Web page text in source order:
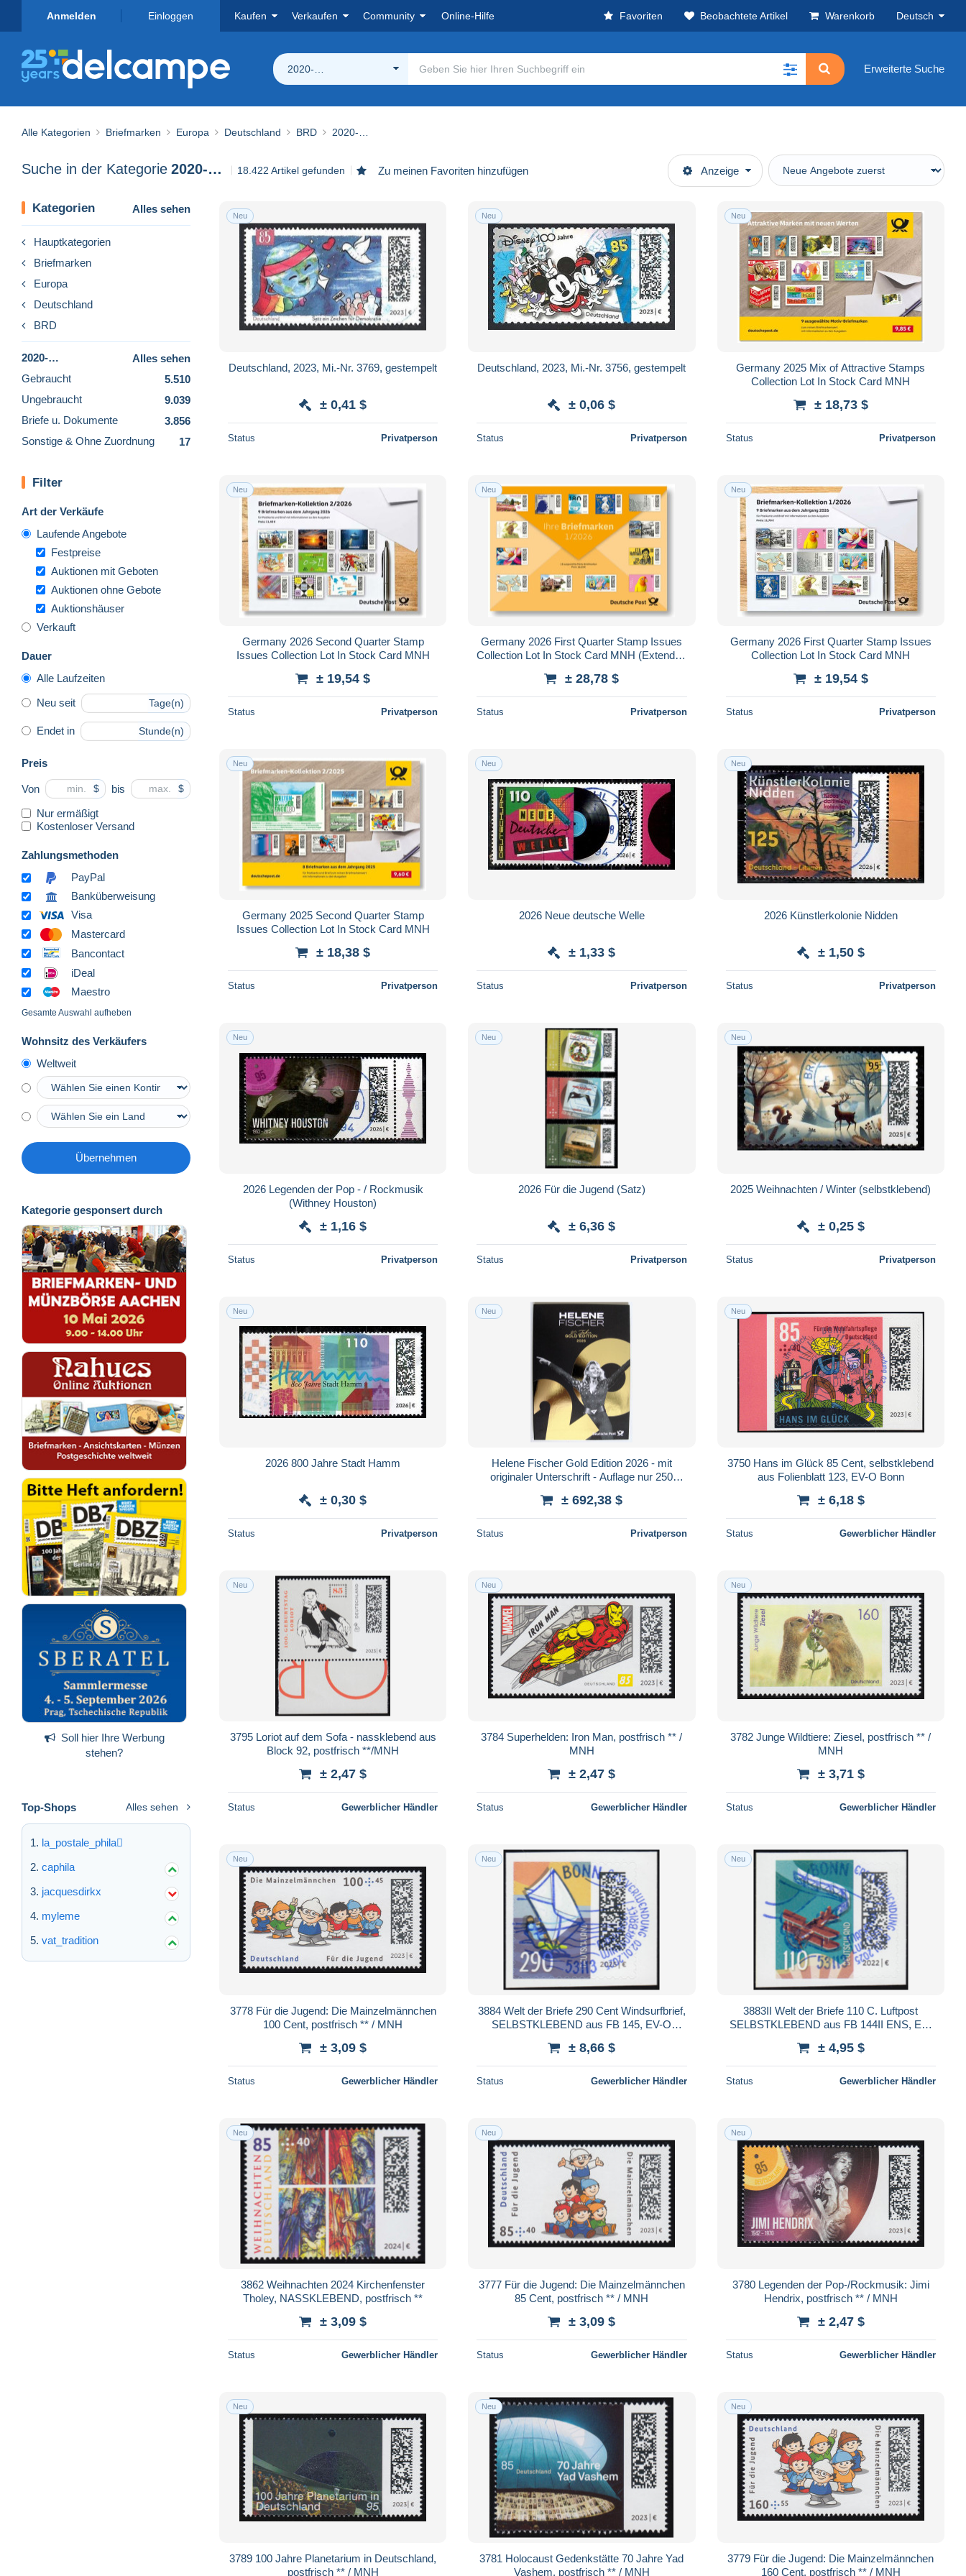
Anmelden Einloggen Kaufen Verkaufen Community Online-Hilfe Favoriten Beobachtete Artikel Warenkorb Deutsch
2020-… Erweiterte Suche
Alle Kategorien Briefmarken Europa Deutschland BRD 2020-…
Suche in der Kategorie 2020-… 18.422 Artikel gefunden Zu meinen Favoriten hinzufügen Anzeige
Kategorien Alles sehen
Hauptkategorien
Briefmarken
Europa
Deutschland
BRD
2020-…
Alles sehen
Gebraucht
5.510
Ungebraucht
9.039
Briefe u. Dokumente
3.856
Sonstige & Ohne Zuordnung
17
Filter
Art der Verkäufe
Laufende Angebote
Festpreise
Auktionen mit Geboten
Auktionen ohne Gebote
Auktionshäuser
Verkauft
Dauer
Alle Laufzeiten
Neu seit Tage(n)
Endet in Stunde(n)
Preis
Von $ bis $
Nur ermäßigt
Kostenloser Versand
Zahlungsmethoden
PayPal
Banküberweisung
Visa
Mastercard
Bancontact
iDeal
Maestro
Gesamte Auswahl aufheben
Wohnsitz des Verkäufers
Weltweit
Übernehmen
Kategorie gesponsert durch
Soll hier Ihre Werbung
stehen?
Top-Shops Alles sehen
la_postale_phila
caphila
jacquesdirkx
myleme
vat_tradition
Neu
Deutschland, 2023, Mi.-Nr. 3769, gestempelt
± 0,41 $
Status Privatperson
Neu
Deutschland, 2023, Mi.-Nr. 3756, gestempelt
± 0,06 $
Status Privatperson
Neu
Germany 2025 Mix of Attractive Stamps
Collection Lot In Stock Card MNH
± 18,73 $
Status Privatperson
Neu
Germany 2026 Second Quarter Stamp
Issues Collection Lot In Stock Card MNH
± 19,54 $
Status Privatperson
Neu
Germany 2026 First Quarter Stamp Issues
Collection Lot In Stock Card MNH (Extended
± 28,78 $
Status Privatperson
Neu
Germany 2026 First Quarter Stamp Issues
Collection Lot In Stock Card MNH
± 19,54 $
Status Privatperson
Neu
Germany 2025 Second Quarter Stamp
Issues Collection Lot In Stock Card MNH
± 18,38 $
Status Privatperson
Neu
2026 Neue deutsche Welle
± 1,33 $
Status Privatperson
Neu
2026 Künstlerkolonie Nidden
± 1,50 $
Status Privatperson
Neu
2026 Legenden der Pop - / Rockmusik
(Withney Houston)
± 1,16 $
Status Privatperson
Neu
2026 Für die Jugend (Satz)
± 6,36 $
Status Privatperson
Neu
2025 Weihnachten / Winter (selbstklebend)
± 0,25 $
Status Privatperson
Neu
2026 800 Jahre Stadt Hamm
± 0,30 $
Status Privatperson
Neu
Helene Fischer Gold Edition 2026 - mit
originaler Unterschrift - Auflage nur 250
± 692,38 $
Status Privatperson
Neu
3750 Hans im Glück 85 Cent, selbstklebend
aus Folienblatt 123, EV-O Bonn
± 6,18 $
Status Gewerblicher Händler
Neu
3795 Loriot auf dem Sofa - nassklebend aus
Block 92, postfrisch **/MNH
± 2,47 $
Status Gewerblicher Händler
Neu
3784 Superhelden: Iron Man, postfrisch ** /
MNH
± 2,47 $
Status Gewerblicher Händler
Neu
3782 Junge Wildtiere: Ziesel, postfrisch ** /
MNH
± 3,71 $
Status Gewerblicher Händler
Neu
3778 Für die Jugend: Die Mainzelmännchen
100 Cent, postfrisch ** / MNH
± 3,09 $
Status Gewerblicher Händler
Neu
3884 Welt der Briefe 290 Cent Windsurfbrief,
SELBSTKLEBEND aus FB 145, EV-O
± 8,66 $
Status Gewerblicher Händler
Neu
3883II Welt der Briefe 110 C. Luftpost
SELBSTKLEBEND aus FB 144II ENS, EV-
± 4,95 $
Status Gewerblicher Händler
Neu
3862 Weihnachten 2024 Kirchenfenster
Tholey, NASSKLEBEND, postfrisch **
± 3,09 $
Status Gewerblicher Händler
Neu
3777 Für die Jugend: Die Mainzelmännchen
85 Cent, postfrisch ** / MNH
± 3,09 $
Status Gewerblicher Händler
Neu
3780 Legenden der Pop-/Rockmusik: Jimi
Hendrix, postfrisch ** / MNH
± 2,47 $
Status Gewerblicher Händler
Neu
3789 100 Jahre Planetarium in Deutschland,
postfrisch ** / MNH
Neu
3781 Holocaust Gedenkstätte 70 Jahre Yad
Vashem, postfrisch ** / MNH
Neu
3779 Für die Jugend: Die Mainzelmännchen
160 Cent, postfrisch ** / MNH